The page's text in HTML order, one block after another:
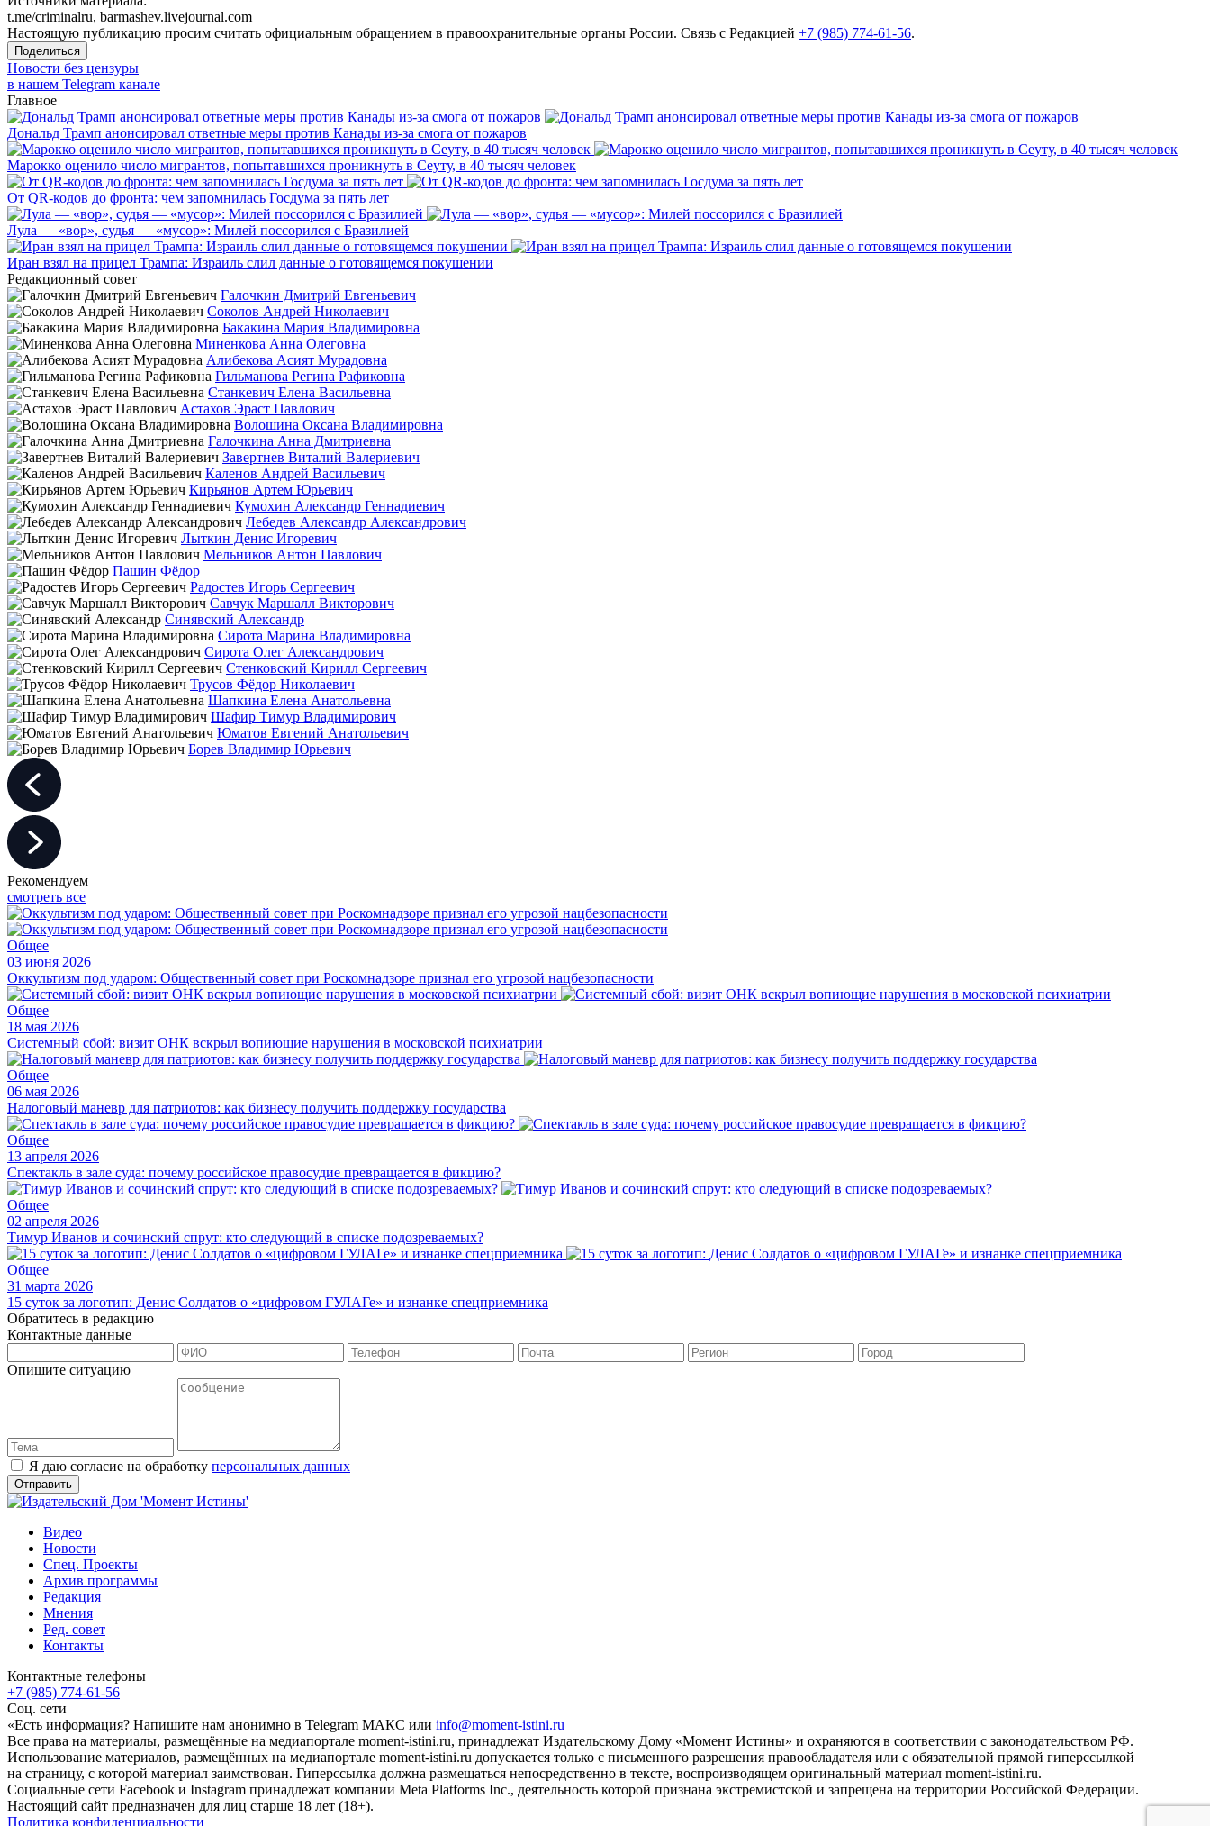
t.me/criminalru, barmashev.livejournal.com
Настоящую публикацию просим считать официальным обращением в правоохранительные органы России. Связь с Редакцией +7 (985) 774-61-56.
Поделиться
Новости без цензуры
в нашем Telegram канале
Главное
Дональд Трамп анонсировал ответные меры против Канады из-за смога от пожаров
Марокко оценило число мигрантов, попытавшихся проникнуть в Сеуту, в 40 тысяч человек
От QR-кодов до фронта: чем запомнилась Госдума за пять лет
Лула — «вор», судья — «мусор»: Милей поссорился с Бразилией
Иран взял на прицел Трампа: Израиль слил данные о готовящемся покушении
Редакционный совет
Галочкин Дмитрий Евгеньевич
Соколов Андрей Николаевич
Бакакина Мария Владимировна
Миненкова Анна Олеговна
Алибекова Асият Мурадовна
Гильманова Регина Рафиковна
Станкевич Елена Васильевна
Астахов Эраст Павлович
Волошина Оксана Владимировна
Галочкина Анна Дмитриевна
Завертнев Виталий Валериевич
Каленов Андрей Васильевич
Кирьянов Артем Юрьевич
Кумохин Александр Геннадиевич
Лебедев Александр Александрович
Лыткин Денис Игоревич
Мельников Антон Павлович
Пашин Фёдор
Радостев Игорь Сергеевич
Савчук Маршалл Викторович
Синявский Александр
Сирота Марина Владимировна
Сирота Олег Александрович
Стенковский Кирилл Сергеевич
Трусов Фёдор Николаевич
Шапкина Елена Анатольевна
Шафир Тимур Владимирович
Юматов Евгений Анатольевич
Борев Владимир Юрьевич
Рекомендуем
смотреть все
Общее
03 июня 2026
Оккультизм под ударом: Общественный совет при Роскомнадзоре признал его угрозой нацбезопасности
Общее
18 мая 2026
Системный сбой: визит ОНК вскрыл вопиющие нарушения в московской психиатрии
Общее
06 мая 2026
Налоговый маневр для патриотов: как бизнесу получить поддержку государства
Общее
13 апреля 2026
Спектакль в зале суда: почему российское правосудие превращается в фикцию?
Общее
02 апреля 2026
Тимур Иванов и сочинский спрут: кто следующий в списке подозреваемых?
Общее
31 марта 2026
15 суток за логотип: Денис Солдатов о «цифровом ГУЛАГе» и изнанке спецприемника
Обратитесь в редакцию
Контактные данные
Опишите ситуацию
Я даю согласие на обработку персональных данных
Видео
Новости
Спец. Проекты
Архив программы
Редакция
Мнения
Ред. совет
Контакты
Контактные телефоны
+7 (985) 774-61-56
Соц. сети
«Есть информация? Напишите нам анонимно в Telegram МАКС или info@moment-istini.ru
Все права на материалы, размещённые на медиапортале moment-istini.ru, принадлежат Издательскому Дому «Момент Истины» и охраняются в соответствии с законодательством РФ.
Использование материалов, размещённых на медиапортале moment-istini.ru допускается только с письменного разрешения правообладателя или с обязательной прямой гиперссылкой
на страницу, с которой материал заимствован. Гиперссылка должна размещаться непосредственно в тексте, воспроизводящем оригинальный материал moment-istini.ru.
Социальные сети Facebook и Instagram принадлежат компании Meta Platforms Inc., деятельность которой признана экстремистской и запрещена на территории Российской Федерации.
Настоящий сайт предназначен для лиц старше 18 лет (18+).
Политика конфиденциальности